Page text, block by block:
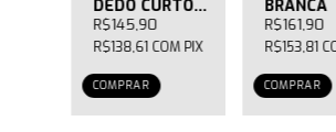
DEDO CURTO
PRETA
R$145,90
R$138,61 COM PIX
COMPRAR
BRANCA
R$161,90
R$153,81
COMPRAR